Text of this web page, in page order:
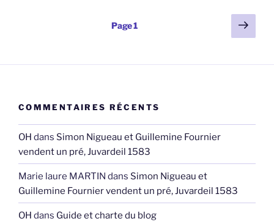
Page1
Page
COMMENTAIRES RÉCENTS
OH dans Simon Nigueau et Guillemine Fournier
vendent un pré, Juvardeil 1583
Marie laure MARTIN dans Simon Nigueau et
Guillemine Fournier vendent un pré, Juvardeil 1583
OH dans Guide et charte du blog